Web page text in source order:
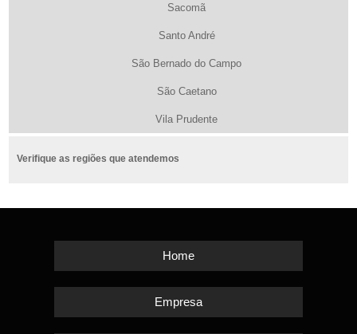
Sacomã
Santo André
São Bernado do Campo
São Caetano
Vila Prudente
Verifique as regiões que atendemos
Home
Empresa